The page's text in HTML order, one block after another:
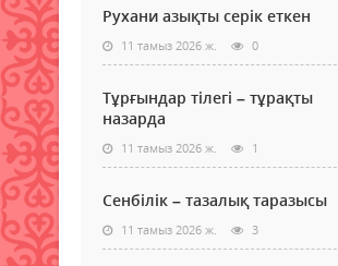
Рухани азықты серік еткен
11 тамыз 2026 ж. 0
Тұрғындар тілегі – тұрақты
назарда
11 тамыз 2026 ж. 1
Сенбілік – тазалық таразысы
11 тамыз 2026 ж. 3